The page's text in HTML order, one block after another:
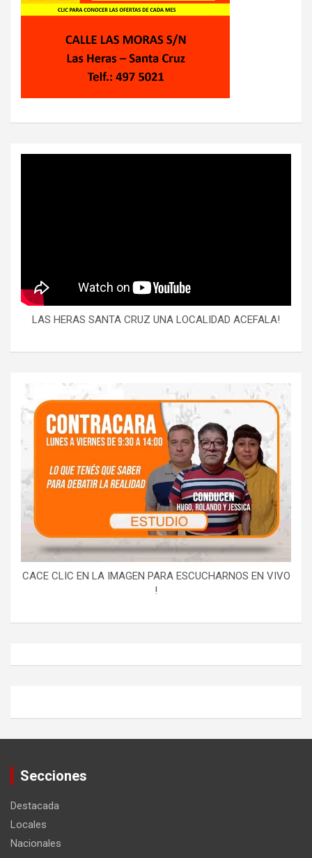
LAS HERAS SANTA CRUZ UNA LOCALIDAD ACEFALA!
CACE CLIC EN LA IMAGEN PARA ESCUCHARNOS EN VIVO
!
Secciones
Destacada
Locales
Nacionales